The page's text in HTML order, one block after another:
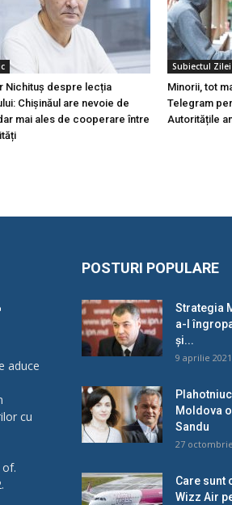
Nichituș despre lecția
Chișinăul are nevoie de
mai ales de cooperare între
Subiectul Zilei
Minorii, tot
Telegram
Autoritățile
aduce
cu
of.
POSTURI POPULARE
Strategia
a-l
și...
9 aprilie 2021
Moldova
Sandu
27
Care sunt
Wizz Air